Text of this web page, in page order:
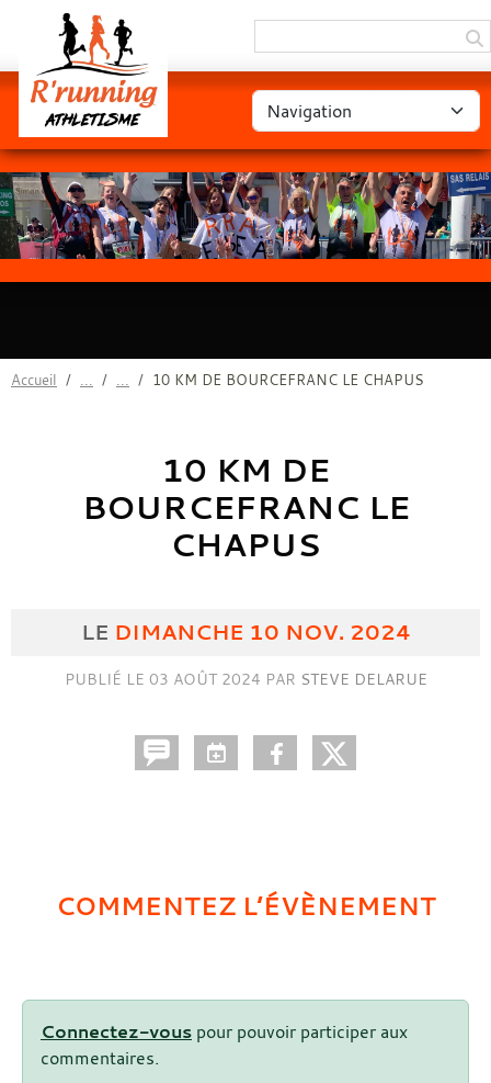
Accueil 10 KM DE BOURCEFRANC LE CHAPUS
10 KM DE
BOURCEFRANC LE
CHAPUS
LE DIMANCHE 10 NOV. 2024
PUBLIÉ LE 03 AOÛT 2024 PAR STEVE DELARUE
COMMENTEZ L’ÉVÈNEMENT
Connectez-vous pour pouvoir participer aux
commentaires.
Panneau de gestion des cookies